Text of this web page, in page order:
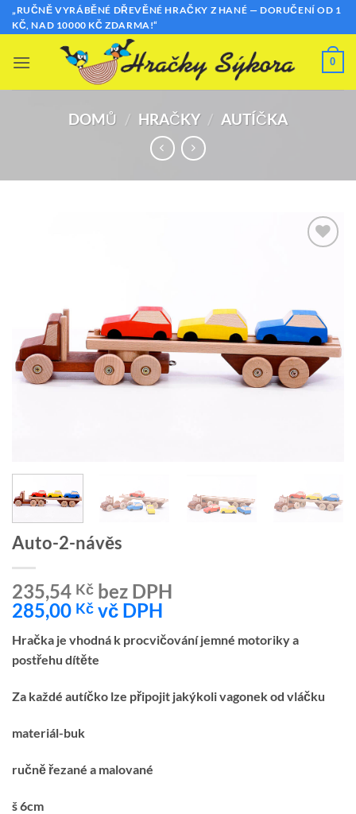
Přeskočit
„RUČNĚ VYRÁBĚNÉ DŘEVĚNÉ HRAČKY Z HANÉ — DORUČENÍ OD 1
KČ, NAD 10000 KČ ZDARMA!“
0
DOMŮ / HRAČKY / AUTÍČKA
Auto-2-návěs
235,54 Kč bez DPH
285,00 Kč vč DPH
Hračka je vhodná k procvičování jemné motoriky a
postřehu dítěte
Za každé autíčko lze připojit jakýkoli vagonek od vláčku
materiál-buk
ručně řezané a malované
š 6cm